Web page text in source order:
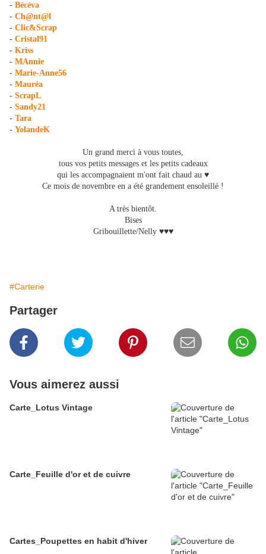
- Bécéva
- Ch@nt@l
- Clic&Scrap
- Cristal91
- Kriss
- MAnnie
- Marie-Anne56
- Mauréa
- ScrapL
- Sandy21
- Tara
- YolandeK
Un grand merci à vous toutes,
tous vos petits messages et les petits cadeaux
qui les accompagnaient m'ont fait chaud au ♥
Ce mois de novembre en a été grandement ensoleillé !
A très bientôt.
Bises
Gribouillette/Nelly ♥♥♥
#Carterie
Partager
Vous aimerez aussi
Carte_Lotus Vintage
Carte_Feuille d'or et de cuivre
Cartes_Poupettes en habit d'hiver